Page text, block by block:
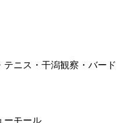
ニス・干潟観察・バード